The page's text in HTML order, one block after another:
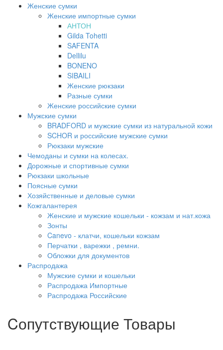
Женские сумки
Женские импортные сумки
АНТОН
Gilda Tohetti
SAFENTA
Dellilu
BONENO
SIBAILI
Женские рюкзаки
Разные сумки
Женские российские сумки
Мужские сумки
BRADFORD и мужские сумки из натуральной кожи
SCHOR и российские мужские сумки
Рюкзаки мужские
Чемоданы и сумки на колесах.
Дорожные и спортивные сумки
Рюкзаки школьные
Поясные сумки
Хозяйственные и деловые сумки
Кожгалантерея
Женские и мужские кошельки - кожзам и нат.кожа
Зонты
Canevo - клатчи, кошельки кожзам
Перчатки , варежки , ремни.
Обложки для документов
Распродажа
Мужские сумки и кошельки
Распродажа Импортные
Распродажа Российские
Cопутствующие Товары